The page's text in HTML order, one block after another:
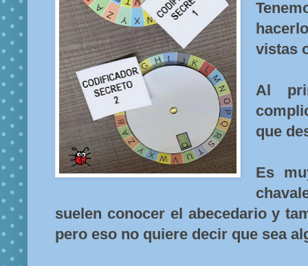
vistas
Al
que
Es
suelen conocer el abecedario y
pero eso no quiere decir que sea